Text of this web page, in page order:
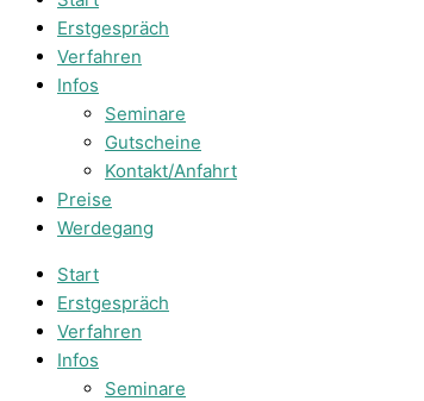
Erstgespräch
Verfahren
Infos
Seminare
Gutscheine
Kontakt/Anfahrt
Preise
Werdegang
Start
Erstgespräch
Verfahren
Infos
Seminare